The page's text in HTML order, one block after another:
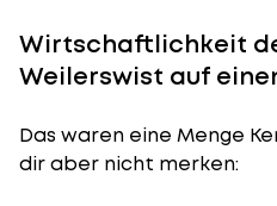
Wirtschaftlichkeit
Weilerswist auf
Das waren eine Menge
dir aber nicht merken: